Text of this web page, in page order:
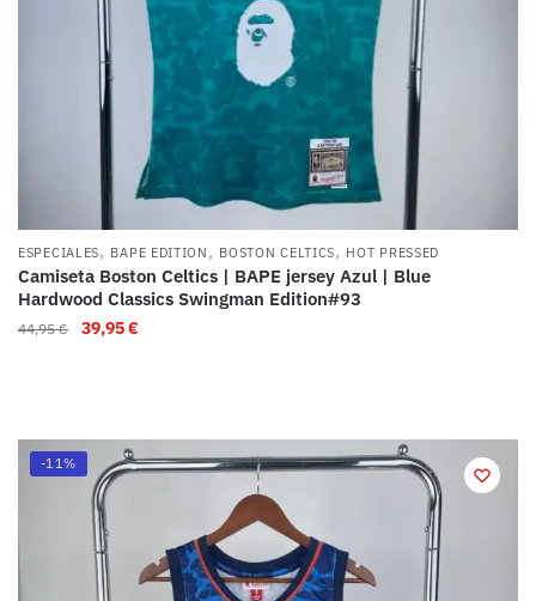
ESPECIALES, BAPE EDITION , BOSTON CELTICS, HOT PRESSED
Camiseta Boston Celtics | BAPE jersey Azul | Blue
Hardwood Classics Swingman Edition#93
44,95€ 39,95€
-11%